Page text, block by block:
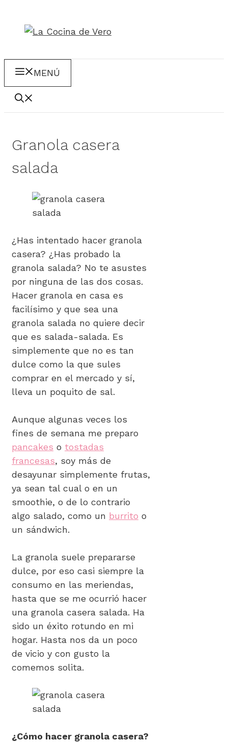
contenido
MENÚ
Granola casera
salada
¿Has intentado hacer granola
casera? ¿Has probado la
granola salada? No te asustes
por ninguna de las dos cosas.
Hacer granola en casa es
facilísimo y que sea una
granola salada no quiere decir
que es salada-salada. Es
simplemente que no es tan
dulce como la que sules
comprar en el mercado y sí,
lleva un poquito de sal.
Aunque algunas veces los
fines de semana me preparo
pancakes o tostadas
francesas, soy más de
desayunar simplemente frutas,
ya sean tal cual o en un
smoothie, o de lo contrario
algo salado, como un burrito o
un sándwich.
La granola suele prepararse
dulce, por eso casi siempre la
consumo en las meriendas,
hasta que se me ocurrió hacer
una granola casera salada. Ha
sido un éxito rotundo en mi
hogar. Hasta nos da un poco
de vicio y con gusto la
comemos solita.
¿Cómo hacer granola casera?